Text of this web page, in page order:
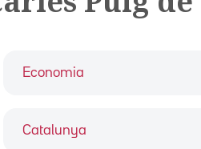
Economia
Catalunya